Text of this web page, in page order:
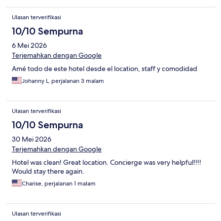
Ulasan terverifikasi
10/10 Sempurna
6 Mei 2026
Terjemahkan dengan Google
Amé todo de este hotel desde el location, staff y comodidad
Johanny L, perjalanan 3 malam
Ulasan terverifikasi
10/10 Sempurna
30 Mei 2026
Terjemahkan dengan Google
Hotel was clean! Great location. Concierge was very helpful!!!!
Would stay there again.
Charise, perjalanan 1 malam
Ulasan terverifikasi